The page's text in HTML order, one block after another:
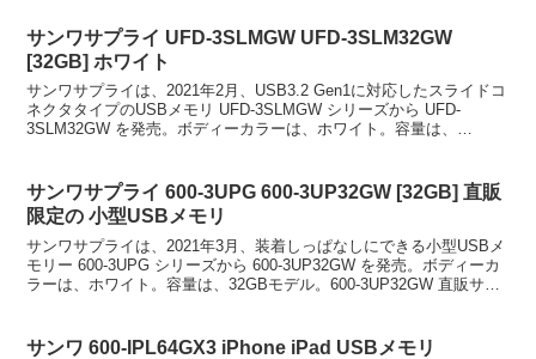
サンワサプライ UFD-3SLMGW UFD-3SLM32GW
[32GB] ホワイト
サンワサプライは、2021年2月、USB3.2 Gen1に対応したスライドコ
ネクタタイプのUSBメモリ UFD-3SLMGW シリーズから UFD-
3SLM32GW を発売。ボディーカラーは、ホワイト。容量は、
サンワサプライ 600-3UPG 600-3UP32GW [32GB] 直販
限定の 小型USBメモリ
サンワサプライは、2021年3月、装着しっぱなしにできる小型USBメ
モリー 600-3UPG シリーズから 600-3UP32GW を発売。ボディーカ
ラーは、ホワイト。容量は、32GBモデル。600-3UP32GW 直販サイ
サンワ 600-IPL64GX3 iPhone iPad USBメモリ